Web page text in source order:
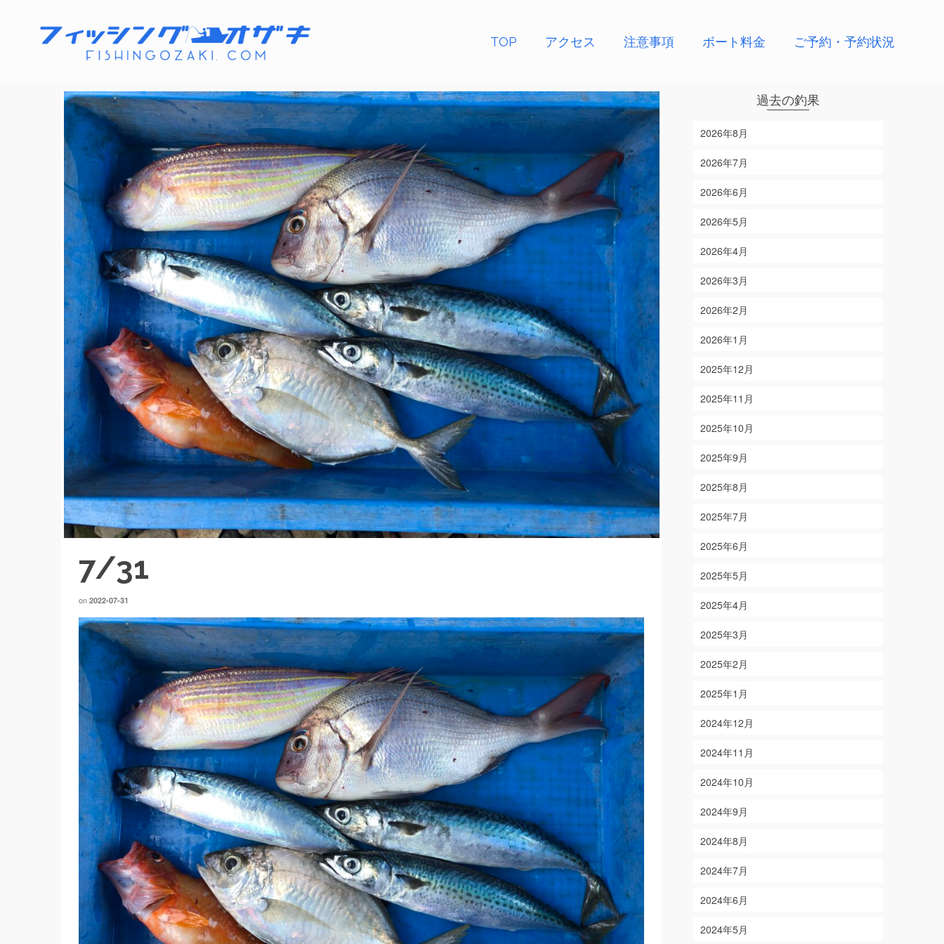
TOP アクセス 注意事項 ボート料金 ご予約・予約状況
7/31
on 2022-07-31
過去の釣果
2026年8月
2026年7月
2026年6月
2026年5月
2026年4月
2026年3月
2026年2月
2026年1月
2025年12月
2025年11月
2025年10月
2025年9月
2025年8月
2025年7月
2025年6月
2025年5月
2025年4月
2025年3月
2025年2月
2025年1月
2024年12月
2024年11月
2024年10月
2024年9月
2024年8月
2024年7月
2024年6月
2024年5月